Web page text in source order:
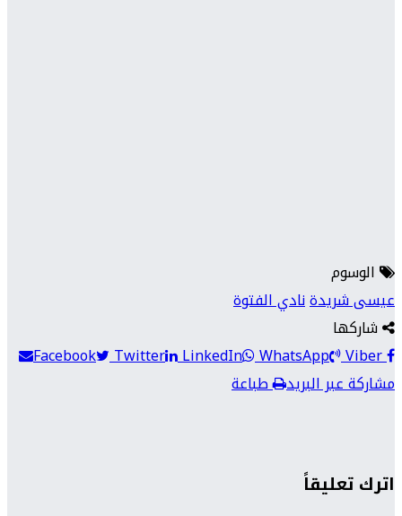
الوسوم
عيسى شريدةنادي الفتوة
شاركها
Facebook
Twitter LinkedIn WhatsApp Viber
مشاركة عبر البريد
طباعة
اترك تعليقاً